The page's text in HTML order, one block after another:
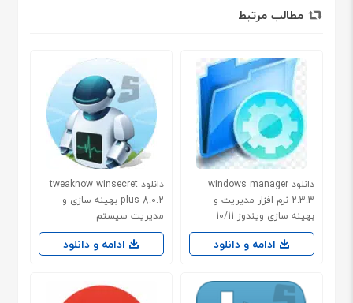
مطالب مرتبط
دانلود windows manager
2.3.3 نرم افزار مدیریت و
بهینه سازی ویندوز 10/11
ادامه و دانلود
دانلود tweaknow winsecret
plus 8.0.2 بهینه سازی و
مدیریت سیستم
ادامه و دانلود